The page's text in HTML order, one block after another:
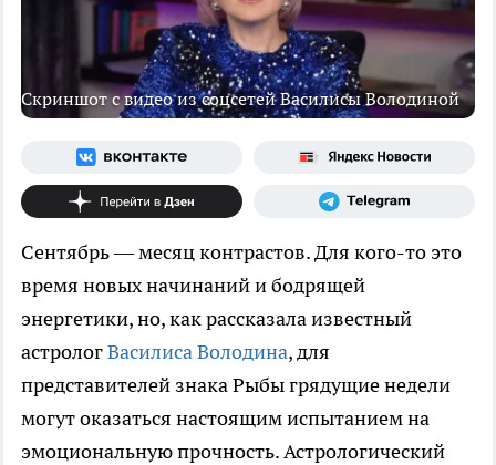
Скриншот с видео из соцсетей Василисы Володиной
Сентябрь — месяц контрастов. Для кого-то это
время новых начинаний и бодрящей
энергетики, но, как рассказала известный
астрологВасилиса Володина, для
представителей знака Рыбы грядущие недели
могут оказаться настоящим испытанием на
эмоциональную прочность. Астрологический